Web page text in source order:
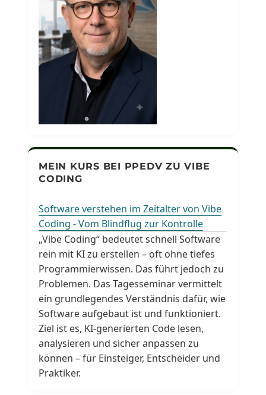
MEIN KURS BEI PPEDV ZU VIBE
CODING
Software verstehen im Zeitalter von Vibe
Coding - Vom Blindflug zur Kontrolle
„Vibe Coding“ bedeutet schnell Software
rein mit KI zu erstellen – oft ohne tiefes
Programmierwissen. Das führt jedoch zu
Problemen. Das Tagesseminar vermittelt
ein grundlegendes Verständnis dafür, wie
Software aufgebaut ist und funktioniert.
Ziel ist es, KI-generierten Code lesen,
analysieren und sicher anpassen zu
können – für Einsteiger, Entscheider und
Praktiker.